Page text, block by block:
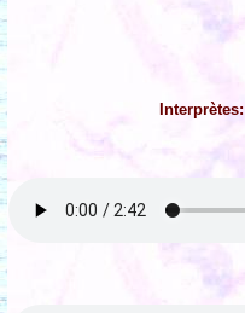
Interprètes: